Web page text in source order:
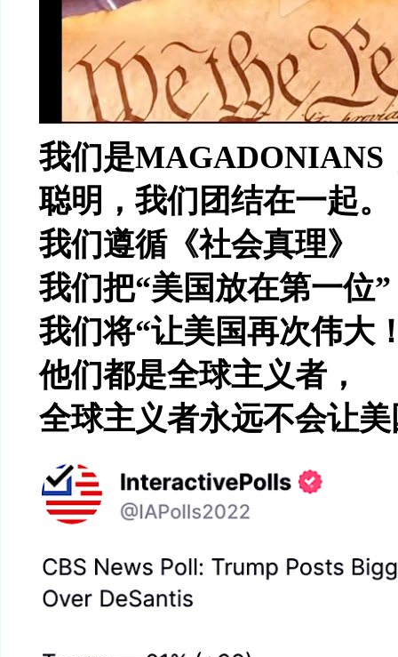
我们是MAGADONIANS
聪明，我们团结在一起。
我们遵循《社会真理》
我们把“美国放在第一位”
我们将“让美国再次伟大
他们都是全球主义者，
全球主义者永远不会让